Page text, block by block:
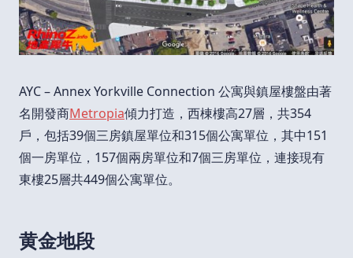
AYC – Annex Yorkville Connection 公寓與鎮屋樓盤由著
名開發商Metropia傾力打造，西棟樓高27層，共354
戶，包括39個三房鎮屋單位和315個公寓單位，其中151
個一房單位，157個兩房單位和7個三房單位，連接現有
東樓25層共449個公寓單位。
黄金地段